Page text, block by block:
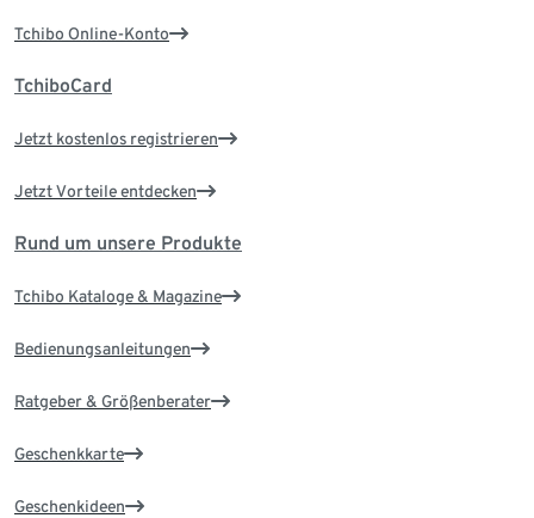
Tchibo Online-Konto
TchiboCard
Jetzt kostenlos registrieren
Jetzt Vorteile entdecken
Rund um unsere Produkte
Tchibo Kataloge & Magazine
Bedienungsanleitungen
Ratgeber & Größenberater
Geschenkkarte
Geschenkideen